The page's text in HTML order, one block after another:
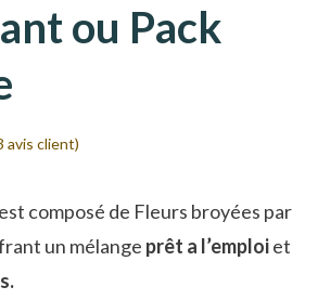
ou Pack
avis client)
composé de Fleurs broyées par
un mélange prêt a l’emploiet